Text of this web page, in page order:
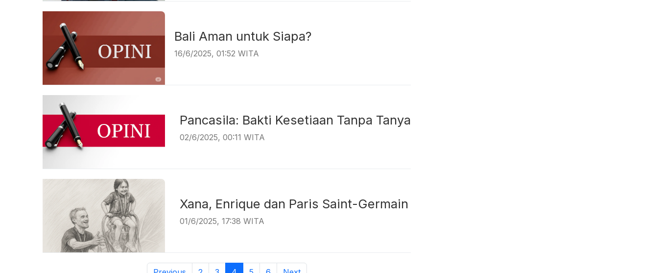
Bali Aman untuk Siapa?
16/6/2025, 01:52 WITA
Pancasila: Bakti Kesetiaan Tanpa Tanya
02/6/2025, 00:11 WITA
Xana, Enrique dan Paris Saint-Germain
01/6/2025, 17:38 WITA